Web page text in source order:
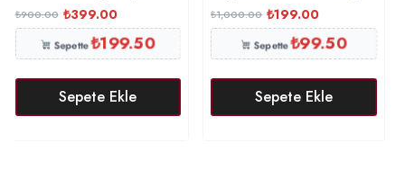
₺900.00 ₺399.00
Sepette₺199.50
Sepete Ekle
₺1,000.00 ₺199.00
Sepette₺99.50
Sepete Ekle